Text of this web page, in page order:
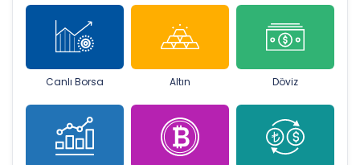
Canlı Borsa Altın Döviz